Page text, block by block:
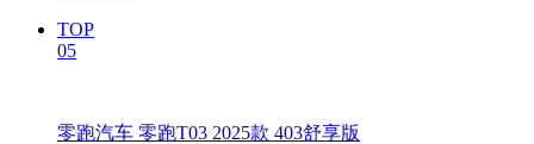
TOP
05
零跑汽车 零跑T03 2025款 403舒享版